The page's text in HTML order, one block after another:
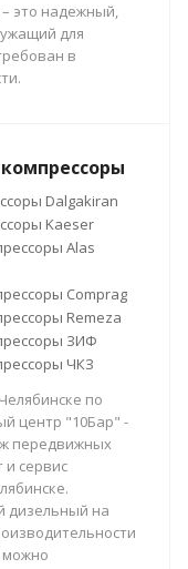
это надежный,
для
в
Dalgakiran
Kaeser
Alas
Comprag
Remeza
ЗИФ
ЧКЗ
по
центр "10Бар" -
передвижных
и сервис
дизельный на
можно